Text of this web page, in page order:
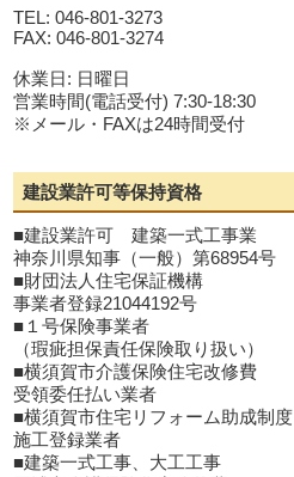
TEL: 046-801-3273
FAX: 046-801-3274
休業日: 日曜日
営業時間(電話受付) 7:30-18:30
※メール・FAXは24時間受付
建設業許可等保持資格
■建設業許可 建築一式工事業
神奈川県知事（一般）第68954号
■財団法人住宅保証機構
事業者登録21044192号
■１号保険事業者
（瑕疵担保責任保険取り扱い）
■横須賀市介護保険住宅改修費
受領委任払い業者
■横須賀市住宅リフォーム助成制度
施工登録業者
■建築一式工事、大工工事